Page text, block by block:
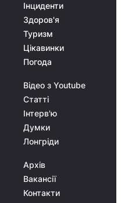
Інциденти
Здоров'я
Туризм
Цікавинки
Погода
Відео з Youtube
Статті
Інтерв'ю
Думки
Лонгріди
Архів
Вакансії
Контакти